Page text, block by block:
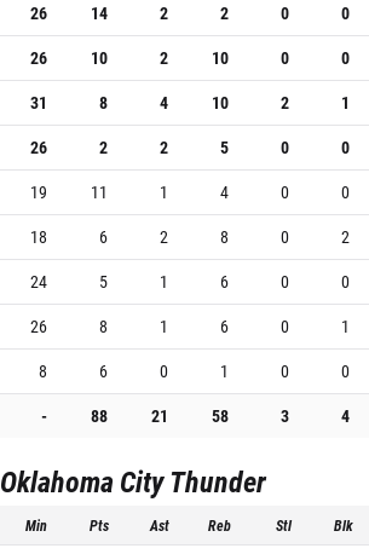
26 14 2 2 0
0
26 10 2 10 0
0
31 8 4 10 2
1
26 2 2 5 0
0
19 11 1 4 0
0
18 6 2 8 0
2
24 5 1 6 0
0
26 8 1 6 0
1
8 6 0 1 0
0
- 88 21 58 3 4
Oklahoma City Thunder
Min Pts Ast Reb Stl Blk